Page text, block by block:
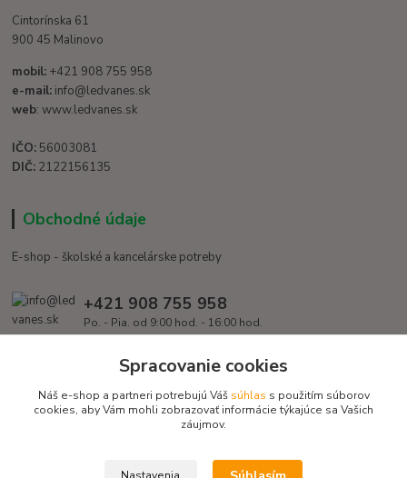
Cintorínska 61
900 45 Malinovo
mobil: +421 908 755 958
e-mail: info@ledvanes.sk
web: www.ledvanes.sk
IČO: 56003081
DIČ: 2122156135
Obchodné údaje
E-shop - školské a kancelárske potreby
+421 908 755 958
Po. - Pia. od 9:00 hod. - 16:00 hod.
info@ledvanes.skSpracovanie cookies
Náš e-shop a partneri potrebujú Váš súhlas s použitím súborov
cookies, aby Vám mohli zobrazovať informácie týkajúce sa Vašich
záujmov.